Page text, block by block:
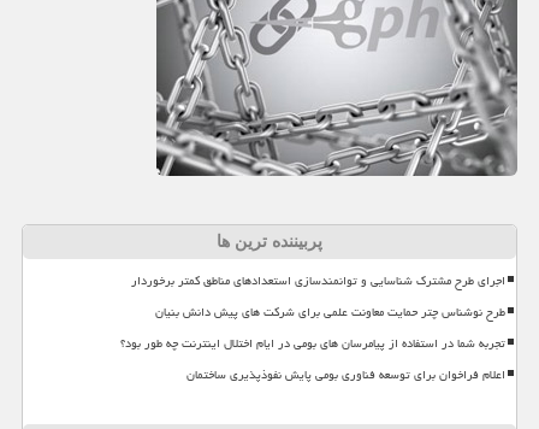
پربیننده ترین ها
اجرای طرح مشترک شناسایی و توانمندسازی استعدادهای مناطق کمتر برخوردار
طرح نوشناس چتر حمایت معاونت علمی برای شرکت های پیش دانش بنیان
تجربه شما در استفاده از پیامرسان های بومی در ایام اختلال اینترنت چه طور بود؟
اعلام فراخوان برای توسعه فناوری بومی پایش نفوذپذیری ساختمان